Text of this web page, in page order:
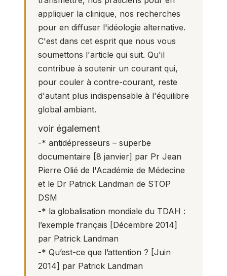
appliquer la clinique, nos recherches
pour en diffuser l'idéologie alternative.
C'est dans cet esprit que nous vous
soumettons l'article qui suit. Qu'il
contribue à soutenir un courant qui,
pour couler à contre-courant, reste
d'autant plus indispensable à l'équilibre
global ambiant.
voir également
-* antidépresseurs – superbe
documentaire [8 janvier] par Pr Jean
Pierre Olié de l'Académie de Médecine
et le Dr Patrick Landman de STOP
DSM
-* la globalisation mondiale du TDAH :
l’exemple français [Décembre 2014]
par Patrick Landman
-* Qu’est-ce que l’attention ? [Juin
2014] par Patrick Landman